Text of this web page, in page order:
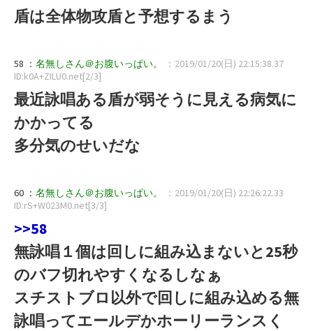
盾は全体物攻盾と予想するまう
58 ： 名無しさん＠お腹いっぱい。
：2019/01/20(日) 22:15:38.37
ID:k0A+ZILU0.net[2/3]
最近詠唱ある盾が弱そうに見える病気に
かかってる
多分気のせいだな
60 ： 名無しさん＠お腹いっぱい。
：2019/01/20(日) 22:26:22.33
ID:rS+W023M0.net[3/3]
>>58
無詠唱１個は回しに組み込まないと25秒
のバフ切れやすくなるしなぁ
スチストブロ以外で回しに組み込める無
詠唱ってエールデかホーリーランスく